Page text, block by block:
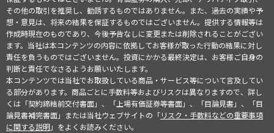
その他の取引を推奨し、勧誘するものではありません。また、過去の実績や予
想・意見は、将来の結果を保証するものではございません。提供する情報等は
作成時現在のものであり、今後予告なしに変更または削除されることがござい
ます。当社は本コンテンツの内容に依拠してお客様が取った行動の結果に対し
責任を負うものではございません。投資にかかる最終決定は、お客様ご自身の
判断と責任でなさるようお願いいたします。
本コンテンツでは当社でお取扱している商品・サービス等について言及してい
る部分があります。商品ごとに手数料等およびリスクは異なりますので、詳し
くは「契約締結前交付書面」、「上場有価証券等書面」、「目論見書」、「目
論見書補完書面」または当社ウェブサイトの「リスク・手数料などの重要事項
に関する説明」をよくお読みください。